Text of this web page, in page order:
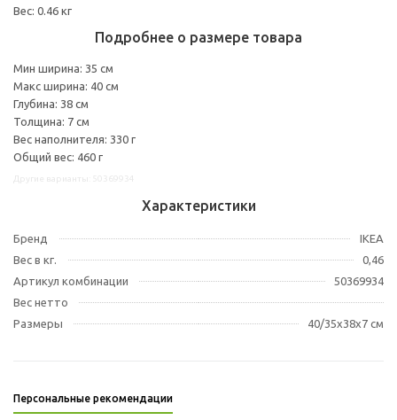
Вес: 0.46 кг
Подробнее о размере товара
Мин ширина: 35 см
Макс ширина: 40 см
Глубина: 38 см
Толщина: 7 см
Вес наполнителя: 330 г
Общий вес: 460 г
Характеристики
Бренд
IKEA
Вес в кг.
0,46
Артикул комбинации
50369934
Вес нетто
Размеры
40/35x38x7 см
Персональные рекомендации